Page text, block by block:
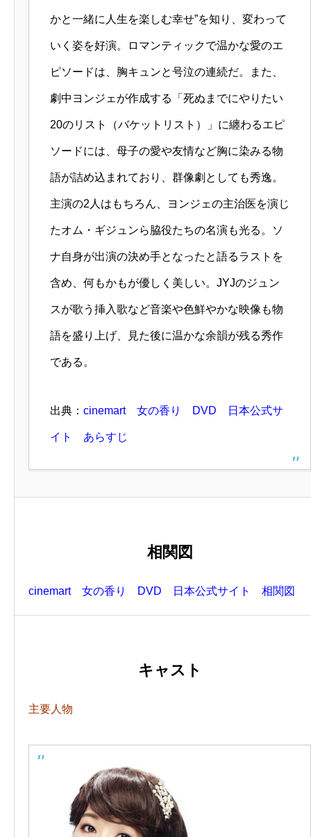
かと一緒に人生を楽しむ幸せ”を知り、変わって
いく姿を好演。ロマンティックで温かな愛のエ
ピソードは、胸キュンと号泣の連続だ。また、
劇中ヨンジェが作成する「死ぬまでにやりたい
20のリスト（バケットリスト）」に纏わるエピ
ソードには、母子の愛や友情など胸に染みる物
語が詰め込まれており、群像劇としても秀逸。
主演の2人はもちろん、ヨンジェの主治医を演じ
たオム・ギジュンら脇役たちの名演も光る。ソ
ナ自身が出演の決め手となったと語るラストを
含め、何もかもが優しく美しい。JYJのジュン
スが歌う挿入歌など音楽や色鮮やかな映像も物
語を盛り上げ、見た後に温かな余韻が残る秀作
である。
出典： cinemart 女の香り DVD 日本公式サ
イト あらすじ
相関図
cinemart 女の香り DVD 日本公式サイト 相関図
キャスト
主要人物